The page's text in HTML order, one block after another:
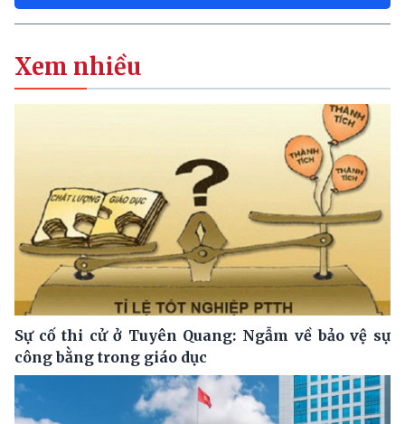
Xem nhiều
Sự cố thi cử ở Tuyên Quang: Ngẫm về bảo vệ sự
công bằng trong giáo dục